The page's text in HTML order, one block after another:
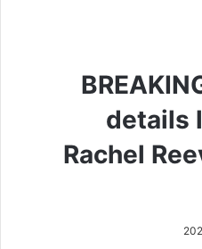
details
Rachel